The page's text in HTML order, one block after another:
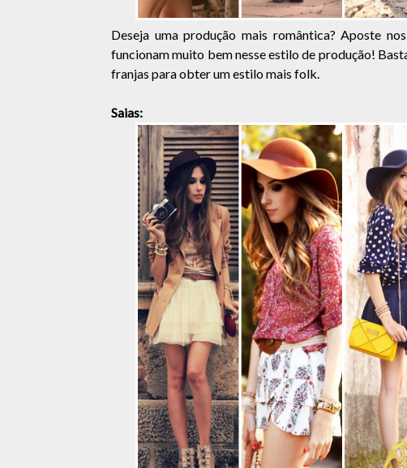
Deseja uma produção mais romântica? Aposte
funcionam muito bem nesse estilo de produção!
franjas para obter um estilo mais folk.
Saias: